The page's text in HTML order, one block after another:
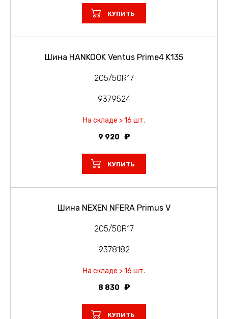
КУПИТЬ
Шина HANKOOK Ventus Prime4 K135
205/50R17
9379524
На складе > 16 шт.
9 920
КУПИТЬ
Шина NEXEN NFERA Primus V
205/50R17
9378182
На складе > 16 шт.
8 830
КУПИТЬ